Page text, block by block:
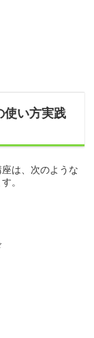
使い方実践
は、次のような
。